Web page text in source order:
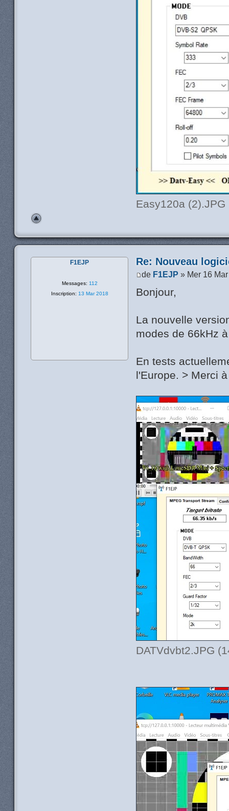
Easy120a
Re: Nouveau
de F1EJP » Mer 16
Bonjour,
La nouvelle
modes de 66kHz
En tests
l'Europe. > Merci
DATVdvbt2.JPG
F1EJP
Messages: 112
Inscription: 13 Mar 2018